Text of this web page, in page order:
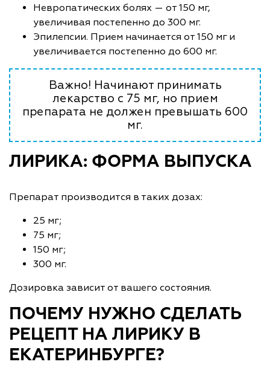
Невропатических болях — от 150 мг,
увеличивая постепенно до 300 мг.
Эпилепсии. Прием начинается от 150 мг и
увеличивается постепенно до 600 мг.
Важно! Начинают принимать
лекарство с 75 мг, но прием
препарата не должен превышать 600
мг.
ЛИРИКА: ФОРМА ВЫПУСКА
Препарат производится в таких дозах:
25 мг;
75 мг;
150 мг;
300 мг.
Дозировка зависит от вашего состояния.
ПОЧЕМУ НУЖНО СДЕЛАТЬ
РЕЦЕПТ НА ЛИРИКУ В
ЕКАТЕРИНБУРГЕ?